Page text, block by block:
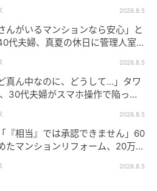
終了
値上げ。結果的にAさん夫妻
から約11万円まで増えてい
負担だけ増えた現実
2026.8.5
んがいるマンションなら安心」と
代夫婦、真夏の休日に管理人室を
2026.8.5
真ん中なのに、どうして…」タワ
30代夫婦がスマホ操作で陥っ
2026.8.5
『相当』では承認できません」60
たマンションリフォーム、20万円
2026.8.5